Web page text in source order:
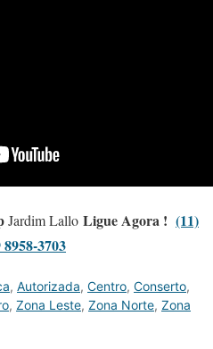
Jardim Lallo Ligue Agora ! (11)
8958-3703
, Autorizada, Centro, Conserto,
, Zona Leste, Zona Norte, Zona